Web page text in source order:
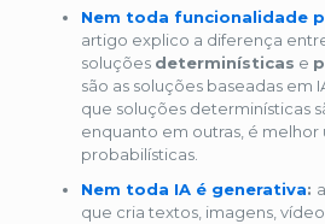
Nem toda funcionalidade
artigo explico a diferença
soluções determinísticas e
são as soluções baseadas em
que soluções determinísticas
enquanto em outras, é melhor
probabilísticas.
Nem toda IA é generativa:
que cria textos, imagens,